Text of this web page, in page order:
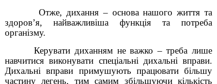
Отже, дихання – основа нашого життя та
здоров’я, найважливіша функція та потреба
організму.
Керувати диханням не важко – треба лише
навчитися виконувати спеціальні дихальні вправи.
Дихальні вправи примушують працювати більшу
частину легень, тим самим збільшуючи кількість